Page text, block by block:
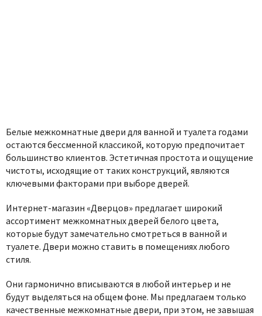
Белые межкомнатные двери для ванной и туалета годами
остаются бессменной классикой, которую предпочитает
большинство клиентов. Эстетичная простота и ощущение
чистоты, исходящие от таких конструкций, являются
ключевыми факторами при выборе дверей.
Интернет-магазин «Дверцов» предлагает широкий
ассортимент межкомнатных дверей белого цвета,
которые будут замечательно смотреться в ванной и
туалете. Двери можно ставить в помещениях любого
стиля.
Они гармонично вписываются в любой интерьер и не
будут выделяться на общем фоне. Мы предлагаем только
качественные межкомнатные двери, при этом, не завышая